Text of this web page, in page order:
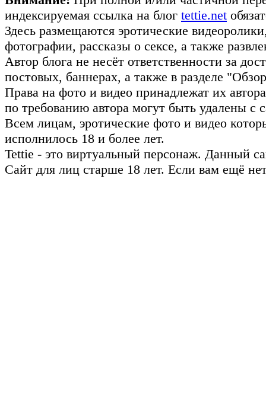
индексируемая ссылка на блог tettie.net
Здесь размещаются эротические
фотографии, рассказы о сексе, а также
Автор блога не несёт ответственности за
постовых, баннерах, а также в разделе
Права на фото и видео принадлежат их
по требованию автора могут быть удалены с
Всем лицам, эротические фото и видео
исполнилось 18 и более лет.
Tettie - это виртуальный персонаж. Данный
Сайт для лиц старше 18 лет. Если вам ещё